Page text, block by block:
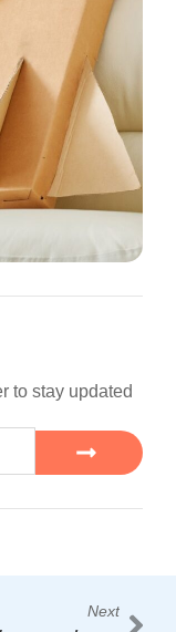
to stay updated
Next